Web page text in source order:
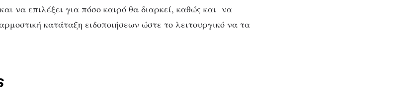
να επιλέξει για πόσο καιρό θα διαρκεί, καθώς και να
κατάταξη ειδοποιήσεων ώστε το λειτουργικό να τα